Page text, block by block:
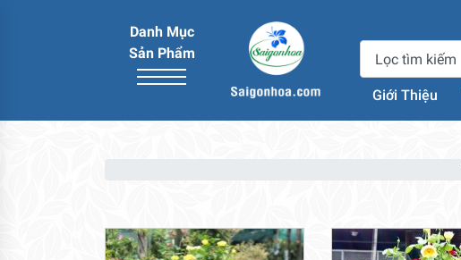
Danh Mục
Sản Phẩm
Giới Thiệu